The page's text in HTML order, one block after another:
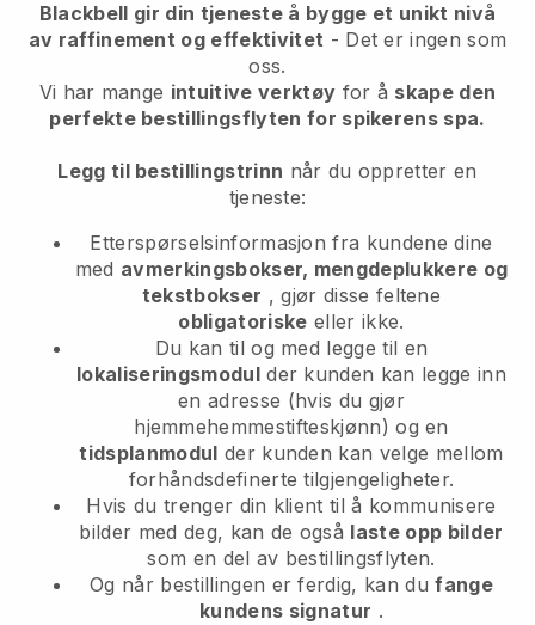
Blackbell gir din tjeneste å bygge et unikt nivå
av raffinement og effektivitet - Det er ingen som
oss.
Vi har mange intuitive verktøy for å skape den
perfekte bestillingsflyten for spikerens spa.
Legg til bestillingstrinn når du oppretter en
tjeneste:
Etterspørselsinformasjon fra kundene dine
med avmerkingsbokser, mengdeplukkere og
tekstbokser , gjør disse feltene
obligatoriske eller ikke.
Du kan til og med legge til en
lokaliseringsmodulder kunden kan legge inn
en adresse (hvis du gjør
hjemmehemmestifteskjønn) og en
tidsplanmodul der kunden kan velge mellom
forhåndsdefinerte tilgjengeligheter.
Hvis du trenger din klient til å kommunisere
bilder med deg, kan de også laste opp bilder
som en del av bestillingsflyten.
Og når bestillingen er ferdig, kan dufange
kundens signatur .